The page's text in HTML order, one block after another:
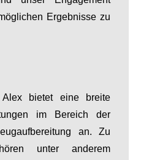
Ergebnisse zu
bietet eine breite
im Bereich der
an. Zu
unter anderem